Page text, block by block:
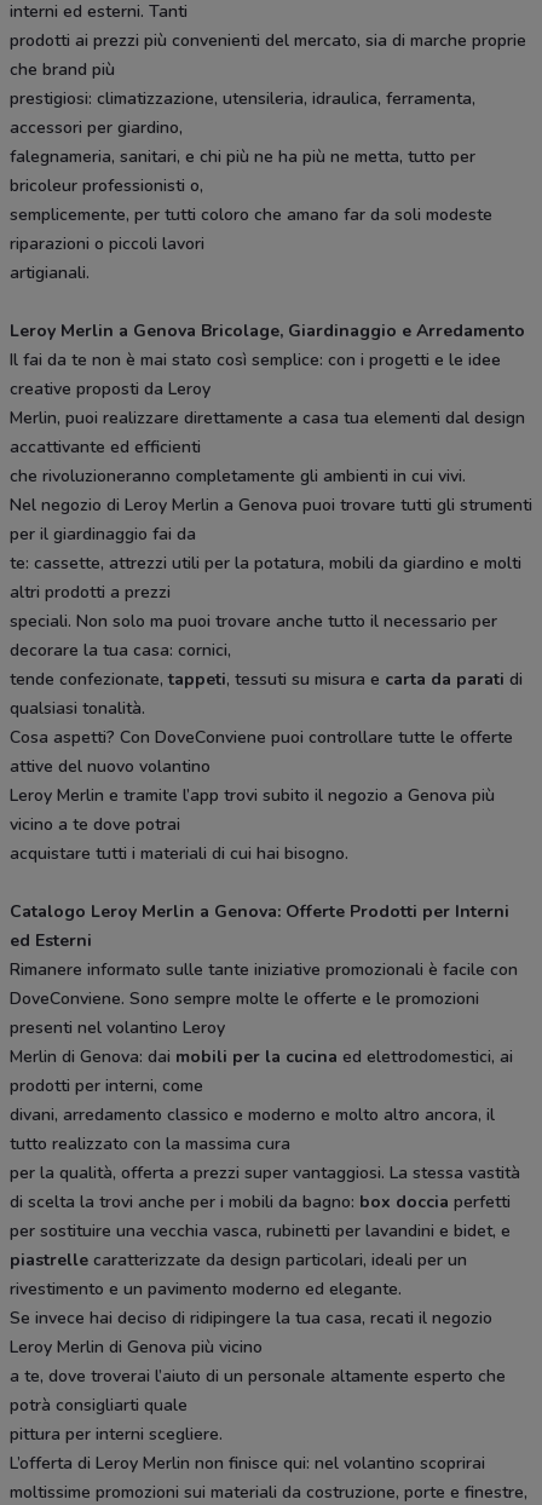
interni ed esterni. Tanti
prodotti ai prezzi più convenienti del mercato, sia di marche proprie
che brand più
prestigiosi: climatizzazione, utensileria, idraulica, ferramenta,
accessori per giardino,
falegnameria, sanitari, e chi più ne ha più ne metta, tutto per
bricoleur professionisti o,
semplicemente, per tutti coloro che amano far da soli modeste
riparazioni o piccoli lavori
artigianali.
Leroy Merlin a Genova Bricolage, Giardinaggio e Arredamento
Il fai da te non è mai stato così semplice: con i progetti e le idee
creative proposti da Leroy
Merlin, puoi realizzare direttamente a casa tua elementi dal design
accattivante ed efficienti
che rivoluzioneranno completamente gli ambienti in cui vivi.
Nel negozio di Leroy Merlin a Genova puoi trovare tutti gli strumenti
per il giardinaggio fai da
te: cassette, attrezzi utili per la potatura, mobili da giardino e molti
altri prodotti a prezzi
speciali. Non solo ma puoi trovare anche tutto il necessario per
decorare la tua casa: cornici,
tende confezionate,tappeti, tessuti su misura e carta da parati di
qualsiasi tonalità.
Cosa aspetti? Con DoveConviene puoi controllare tutte le offerte
attive del nuovo volantino
Leroy Merlin e tramite l’app trovi subito il negozio a Genova più
vicino a te dove potrai
acquistare tutti i materiali di cui hai bisogno.
Catalogo Leroy Merlin a Genova: Offerte Prodotti per Interni
ed Esterni
Rimanere informato sulle tante iniziative promozionali è facile con
DoveConviene. Sono sempre molte le offerte e le promozioni
presenti nel volantino Leroy
Merlin di Genova: dai mobili per la cucina ed elettrodomestici, ai
prodotti per interni, come
divani, arredamento classico e moderno e molto altro ancora, il
tutto realizzato con la massima cura
per la qualità, offerta a prezzi super vantaggiosi. La stessa vastità
di scelta la trovi anche per i mobili da bagno: box doccia perfetti
per sostituire una vecchia vasca, rubinetti per lavandini e bidet, e
piastrelle caratterizzate da design particolari, ideali per un
rivestimento e un pavimento moderno ed elegante.
Se invece hai deciso di ridipingere la tua casa, recati il negozio
Leroy Merlin di Genova più vicino
a te, dove troverai l’aiuto di un personale altamente esperto che
potrà consigliarti quale
pittura per interni scegliere.
L’offerta di Leroy Merlin non finisce qui: nel volantino scoprirai
moltissime promozioni sui materiali da costruzione, porte e finestre,